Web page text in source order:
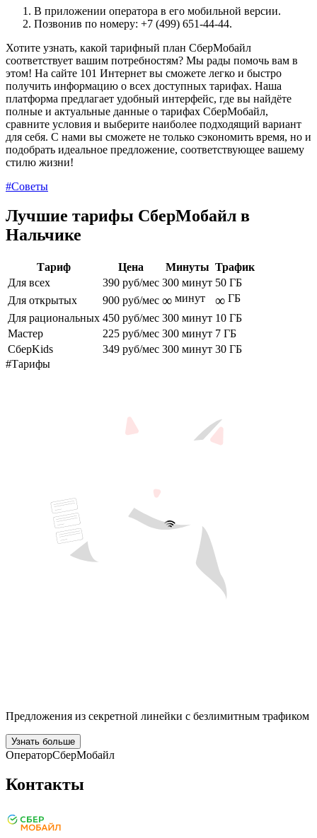
В приложении оператора в его мобильной версии.
Позвонив по номеру: +7 (499) 651-44-44.
Хотите узнать, какой тарифный план СберМобайл
соответствует вашим потребностям? Мы рады помочь вам в
этом! На сайте 101 Интернет вы сможете легко и быстро
получить информацию о всех доступных тарифах. Наша
платформа предлагает удобный интерфейс, где вы найдёте
полные и актуальные данные о тарифах СберМобайл,
сравните условия и выберите наиболее подходящий вариант
для себя. С нами вы сможете не только сэкономить время, но и
подобрать идеальное предложение, соответствующее вашему
стилю жизни!
#Советы
Лучшие тарифы СберМобайл в
Нальчике
Тариф Цена Минуты Трафик
Для всех
390 руб/мес 300 минут 50 ГБ
Для открытых
900 руб/мес ∞ минут ∞ ГБ
Для рациональных 450 руб/мес 300 минут 10 ГБ
Мастер
225 руб/мес 300 минут 7 ГБ
СберKids
349 руб/мес 300 минут 30 ГБ
#Тарифы
Предложения из секретной линейки с безлимитным трафиком
Узнать больше
ОператорСберМобайл
Контакты